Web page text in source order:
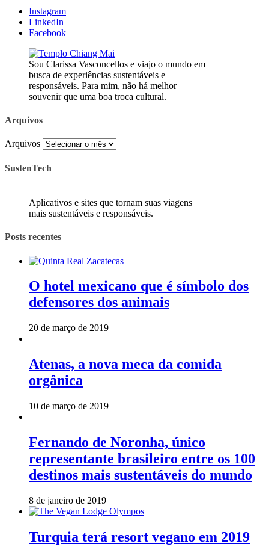
Instagram
LinkedIn
Facebook
Sou Clarissa Vasconcellos e viajo o mundo em
busca de experiências sustentáveis e
responsáveis. Para mim, não há melhor
souvenir que uma boa troca cultural.
Arquivos
Arquivos
SustenTech
Aplicativos e sites que tornam suas viagens
mais sustentáveis e responsáveis.
Posts recentes
O hotel mexicano que é símbolo dos
defensores dos animais
20 de março de 2019
Atenas, a nova meca da comida
orgânica
10 de março de 2019
Fernando de Noronha, único
representante brasileiro entre os 100
destinos mais sustentáveis do mundo
8 de janeiro de 2019
Turquia terá resort vegano em 2019